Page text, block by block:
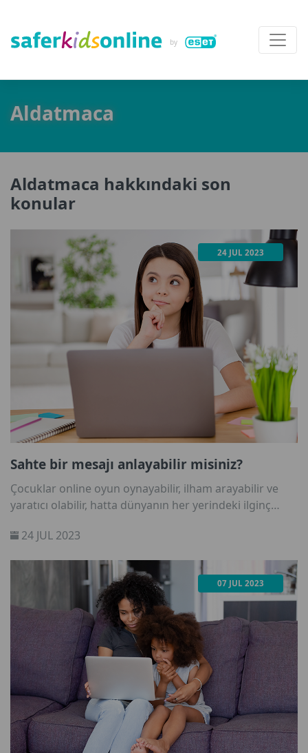
Aldatmaca
Aldatmaca hakkındaki son
konular
24 JUL 2023
Sahte bir mesajı anlayabilir misiniz?
Çocuklar online oyun oynayabilir, ilham arayabilir ve
yaratıcı olabilir, hatta dünyanın her yerindeki ilginç
mesajlar ve yanlış bilgilerle de doludur. Çocuklarınız
için aşağıdaki eğlenceli alıştırmayı birlikte yapın.
24 JUL 2023
07 JUL 2023